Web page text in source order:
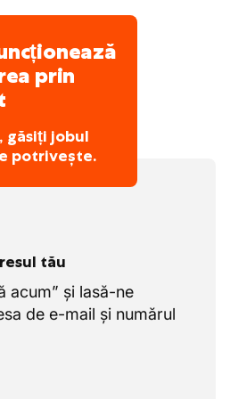
prin
găsiți jobul
potrivește.
tău
acum” și lasă-ne
de e-mail și numărul